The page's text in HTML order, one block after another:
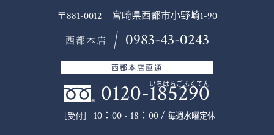
〒881-0012 宮崎県西都市小野崎1-90
西都本店 0983-43-0243
西都本店直通
0120-185290
いちはらごふくてん
［受付］ 10：00 - 18：00 / 毎週水曜定休